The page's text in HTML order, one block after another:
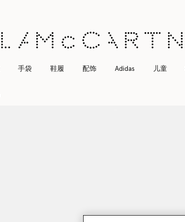
手袋 鞋履 配饰 Adidas 儿童